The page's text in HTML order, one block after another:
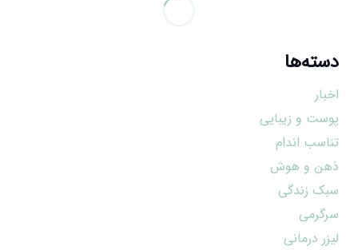
دسته‌ها
اخبار
پوست و زیبایی
تناسب اندام
ذهن و هوش
سبک زندگی
سرگرمی
لیزر درمانی